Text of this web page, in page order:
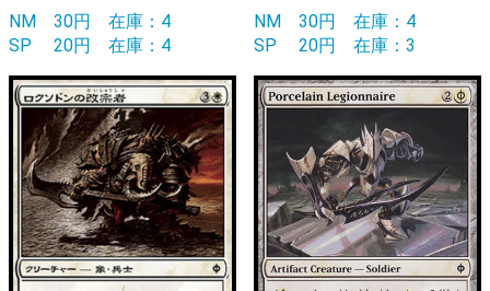
NM 30円 在庫：4
SP
20円 在庫：4
NM 30円 在庫：4
SP
20円 在庫：3